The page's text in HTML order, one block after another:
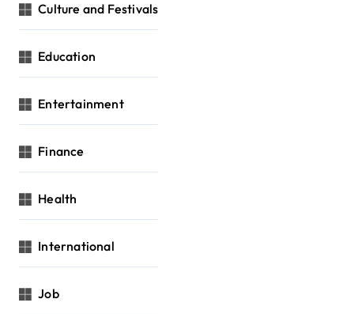
Culture and Festivals
Education
Entertainment
Finance
Health
International
Job